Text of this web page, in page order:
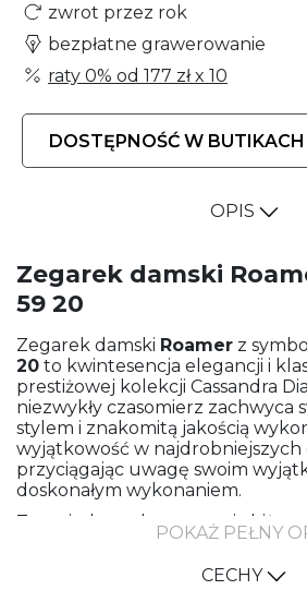
zwrot przez rok
bezpłatne grawerowanie
raty 0% od 177 złx 10
DOSTĘPNOŚĆ W BUTIKACH
OPIS
Zegarek damski
59 20
Zegarek damski Roamer z
20 to kwintesencja elegancji i
prestiżowej kolekcji Cassandra
niezwykły czasomierz zachwyca
stylem i znakomitą jakością
wyjątkowość w najdrobniejszych
przyciągając uwagę swoim
doskonałym wykonaniem.
Ta wyjątkowa kompozycja
oryginalnego designu doskonale
. Stalowe
zapewniają trwałość i odporność
POKAŻ PEŁNY
CECHY